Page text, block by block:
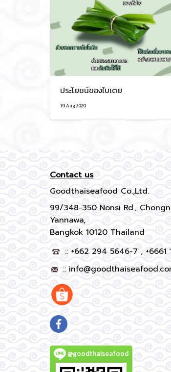
ประโยชน์ของใบเตย
19 Aug 2020
Contact us
Goodthaiseafood Co.,Ltd.
99/348-350 Nonsi Rd.,
Yannawa,
Bangkok 10120 Thailand
:: +662 294 5646-7 , +6661
::
@goodthaiseafood